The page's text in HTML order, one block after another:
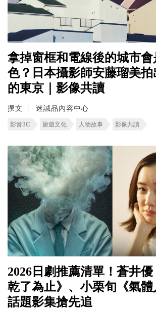
拿掉窗框和電線後的城市
色？日本攝影師安藤瑠美拍
的東京｜影像共讀
撰文 迷誠品內容中心
影音3C 旅遊文化 人物故事 影像共讀
2026日劇推薦清單！蒼井
乾了為止》、小栗旬《氣體
話題影集搶先追